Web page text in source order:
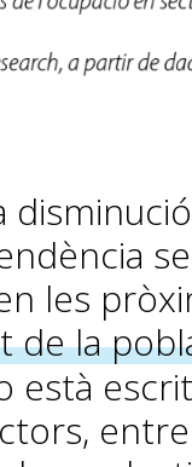
les
de la
està